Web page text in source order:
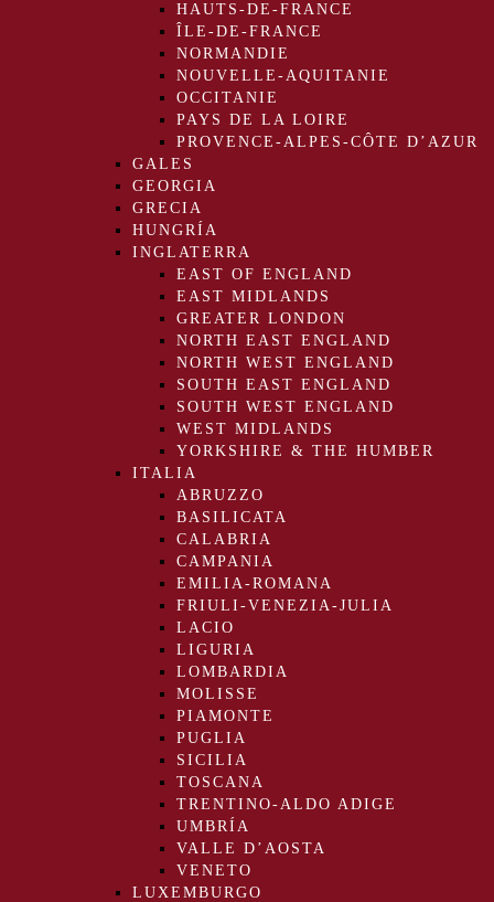
HAUTS-DE-FRANCE
ÎLE-DE-FRANCE
NORMANDIE
NOUVELLE-AQUITANIE
OCCITANIE
PAYS DE LA LOIRE
PROVENCE-ALPES-CÔTE D’AZUR
GALES
GEORGIA
GRECIA
HUNGRÍA
INGLATERRA
EAST OF ENGLAND
EAST MIDLANDS
GREATER LONDON
NORTH EAST ENGLAND
NORTH WEST ENGLAND
SOUTH EAST ENGLAND
SOUTH WEST ENGLAND
WEST MIDLANDS
YORKSHIRE & THE HUMBER
ITALIA
ABRUZZO
BASILICATA
CALABRIA
CAMPANIA
EMILIA-ROMANA
FRIULI-VENEZIA-JULIA
LACIO
LIGURIA
LOMBARDIA
MOLISSE
PIAMONTE
PUGLIA
SICILIA
TOSCANA
TRENTINO-ALDO ADIGE
UMBRÍA
VALLE D’AOSTA
VENETO
LUXEMBURGO